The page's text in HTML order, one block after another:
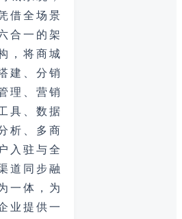
借全场景
合一的架
，将商城
建、分销
理、营销
具、数据
析、多商
户入驻与全
道同步融
一体，为
业提供一